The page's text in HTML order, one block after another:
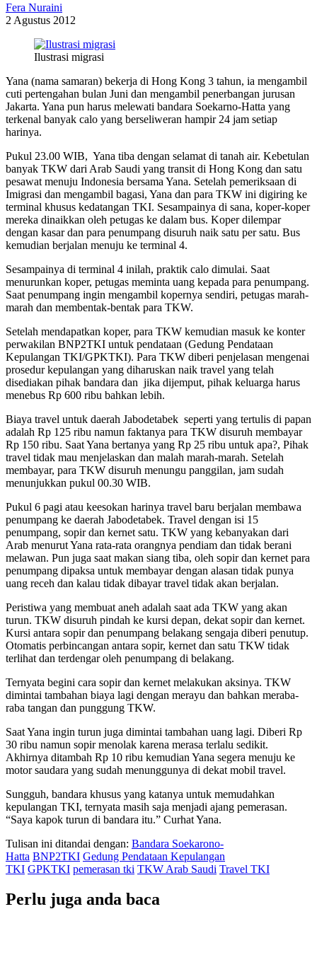
Fera Nuraini
2 Agustus 2012
Ilustrasi migrasi
Yana (nama samaran) bekerja di Hong Kong 3 tahun, ia mengambil
cuti pertengahan bulan Juni dan mengambil penerbangan jurusan
Jakarta. Yana pun harus melewati bandara Soekarno-Hatta yang
terkenal banyak calo yang berseliweran hampir 24 jam setiap
harinya.
Pukul 23.00 WIB, Yana tiba dengan selamat di tanah air. Kebetulan
banyak TKW dari Arab Saudi yang transit di Hong Kong dan satu
pesawat menuju Indonesia bersama Yana. Setelah pemeriksaan di
Imigrasi dan mengambil bagasi, Yana dan para TKW ini digiring ke
terminal khusus kedatangan TKI. Sesampainya di sana, koper-koper
mereka dinaikkan oleh petugas ke dalam bus. Koper dilempar
dengan kasar dan para penumpang disuruh naik satu per satu. Bus
kemudian berjalan menuju ke terminal 4.
Sesampainya di terminal 4 inilah, praktik calo dimulai. Saat
menurunkan koper, petugas meminta uang kepada para penumpang.
Saat penumpang ingin mengambil kopernya sendiri, petugas marah-
marah dan membentak-bentak para TKW.
Setelah mendapatkan koper, para TKW kemudian masuk ke konter
perwakilan BNP2TKI untuk pendataan (Gedung Pendataan
Kepulangan TKI/GPKTKI). Para TKW diberi penjelasan mengenai
prosedur kepulangan yang diharuskan naik travel yang telah
disediakan pihak bandara dan jika dijemput, pihak keluarga harus
menebus Rp 600 ribu bahkan lebih.
Biaya travel untuk daerah Jabodetabek seperti yang tertulis di papan
adalah Rp 125 ribu namun faktanya para TKW disuruh membayar
Rp 150 ribu. Saat Yana bertanya yang Rp 25 ribu untuk apa?, Pihak
travel tidak mau menjelaskan dan malah marah-marah. Setelah
membayar, para TKW disuruh menungu panggilan, jam sudah
menunjukkan pukul 00.30 WIB.
Pukul 6 pagi atau keesokan harinya travel baru berjalan membawa
penumpang ke daerah Jabodetabek. Travel dengan isi 15
penumpang, sopir dan kernet satu. TKW yang kebanyakan dari
Arab menurut Yana rata-rata orangnya pendiam dan tidak berani
melawan. Pun juga saat makan siang tiba, oleh sopir dan kernet para
penumpang dipaksa untuk membayar dengan alasan tidak punya
uang receh dan kalau tidak dibayar travel tidak akan berjalan.
Peristiwa yang membuat aneh adalah saat ada TKW yang akan
turun. TKW disuruh pindah ke kursi depan, dekat sopir dan kernet.
Kursi antara sopir dan penumpang belakang sengaja diberi penutup.
Otomatis perbincangan antara sopir, kernet dan satu TKW tidak
terlihat dan terdengar oleh penumpang di belakang.
Ternyata begini cara sopir dan kernet melakukan aksinya. TKW
dimintai tambahan biaya lagi dengan merayu dan bahkan meraba-
raba tangan dan punggung TKW.
Saat Yana ingin turun juga dimintai tambahan uang lagi. Diberi Rp
30 ribu namun sopir menolak karena merasa terlalu sedikit.
Akhirnya ditambah Rp 10 ribu kemudian Yana segera menuju ke
motor saudara yang sudah menunggunya di dekat mobil travel.
Sungguh, bandara khusus yang katanya untuk memudahkan
kepulangan TKI, ternyata masih saja menjadi ajang pemerasan.
“Saya kapok turun di bandara itu.” Curhat Yana.
Tulisan ini ditandai dengan: Bandara Soekarono-
Hatta BNP2TKI Gedung Pendataan Kepulangan
TKI GPKTKI pemerasan tki TKW Arab Saudi Travel TKI
Perlu juga anda baca